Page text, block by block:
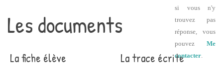
Les documents
La fiche élève La trace écrite
si vous n'y
trouvez pas
réponse, vous
pouvez Me
contacter